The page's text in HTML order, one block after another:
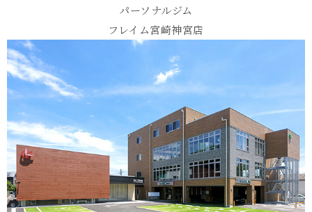
パーソナルジム
フレイム宮崎神宮店